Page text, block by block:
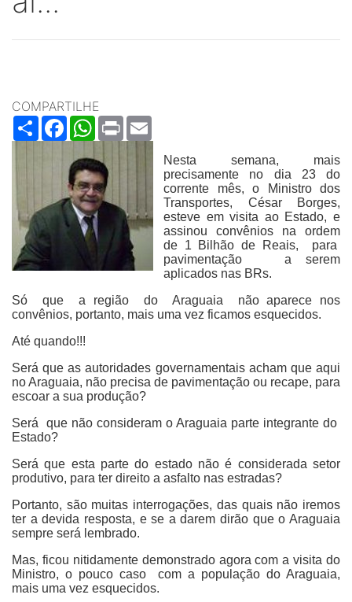
COMPARTILHE
ShareFacebookWhatsApp
Print
Nesta semana, mais
precisamente no dia 23 do
corrente mês, o Ministro dos
Transportes, César Borges,
esteve em visita ao Estado, e
assinou convênios na ordem
de 1 Bilhão de Reais, para
pavimentação a serem
aplicados nas BRs.
Só que a região do Araguaia não aparece nos
convênios, portanto, mais uma vez ficamos esquecidos.
Até quando!!!
Será que as autoridades governamentais acham que aqui
no Araguaia, não precisa de pavimentação ou recape, para
escoar a sua produção?
Será que não consideram o Araguaia parte integrante do
Estado?
Será que esta parte do estado não é considerada setor
produtivo, para ter direito a asfalto nas estradas?
Portanto, são muitas interrogações, das quais não iremos
ter a devida resposta, e se a darem dirão que o Araguaia
sempre será lembrado.
Mas, ficou nitidamente demonstrado agora com a visita do
Ministro, o pouco caso com a população do Araguaia,
mais uma vez esquecidos.